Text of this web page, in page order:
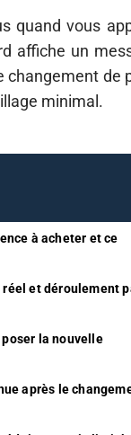
quand vous
affiche un
changement de
minimal.
à acheter et ce
et déroulement
la nouvelle
après le